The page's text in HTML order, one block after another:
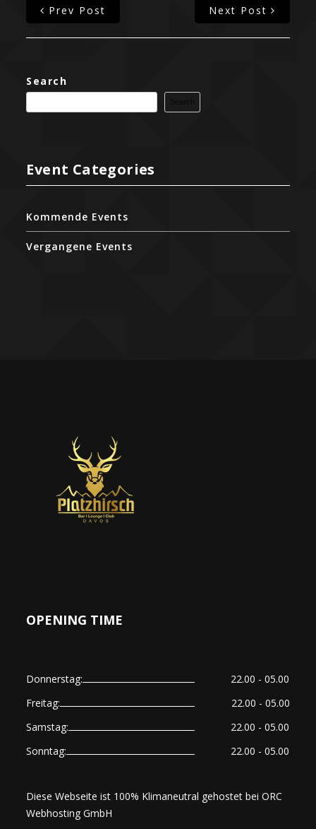
Prev Post Next Post
Search
Event Categories
Kommende Events
Vergangene Events
OPENING TIME
Donnerstag:
22.00 - 05.00
Freitag:
22.00 - 05.00
Samstag:
22.00 - 05.00
Sonntag:
22.00 - 05.00
Diese Webseite ist 100% Klimaneutral gehostet beiORC
Webhosting GmbH